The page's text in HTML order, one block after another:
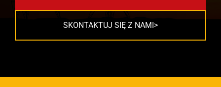
SKONTAKTUJ SIĘ Z NAMI